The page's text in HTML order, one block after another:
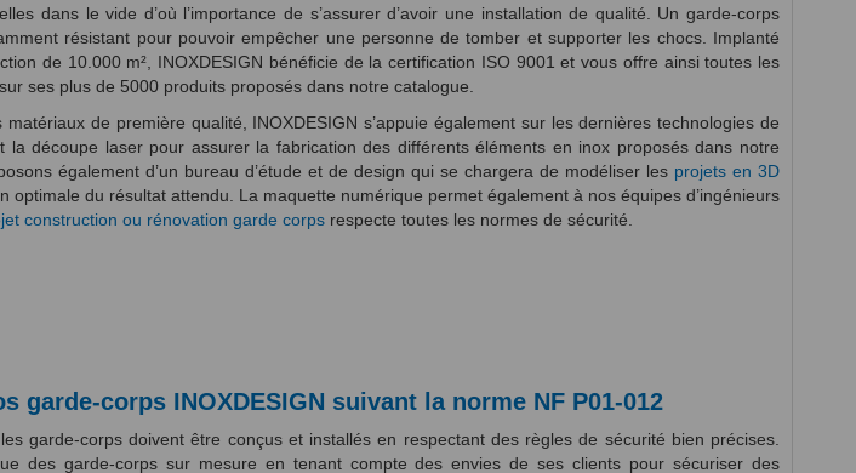
dans le vide d’où l’importance de s’assurer d’avoir une installation de qualité. Un garde-corps
résistant pour pouvoir empêcher une personne de tomber et supporter les chocs. Implanté
de 10.000 m², INOXDESIGN bénéficie de la certification ISO 9001 et vous offre ainsi toutes les
ses plus de 5000 produits proposés dans notre catalogue.
matériaux de première qualité, INOXDESIGN s’appuie également sur les dernières technologies de
la découpe laser pour assurer la fabrication des différents éléments en inox proposés dans notre
également d’un bureau d’étude et de design qui se chargera de modéliser les projets en 3D
optimale du résultat attendu. La maquette numérique permet également à nos équipes d’ingénieurs
construction ou rénovation garde corps respecte toutes les normes de sécurité.
garde-corps INOXDESIGN suivant la norme NF P01-012
garde-corps doivent être conçus et installés en respectant des règles de sécurité bien précises.
des garde-corps sur mesure en tenant compte des envies de ses clients pour sécuriser des